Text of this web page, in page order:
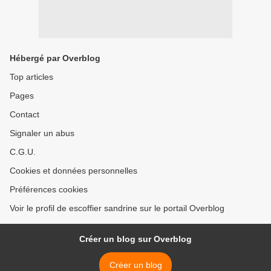
Hébergé par Overblog
Top articles
Pages
Contact
Signaler un abus
C.G.U.
Cookies et données personnelles
Préférences cookies
Voir le profil de escoffier sandrine sur le portail Overblog
Créer un blog sur Overblog
Créer un blog